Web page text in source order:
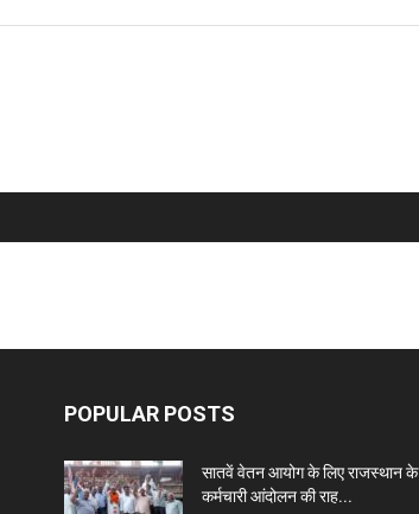
POPULAR POSTS
सातवें वेतन आयोग के लिए राजस्थान के
कर्मचारी आंदोलन की राह...